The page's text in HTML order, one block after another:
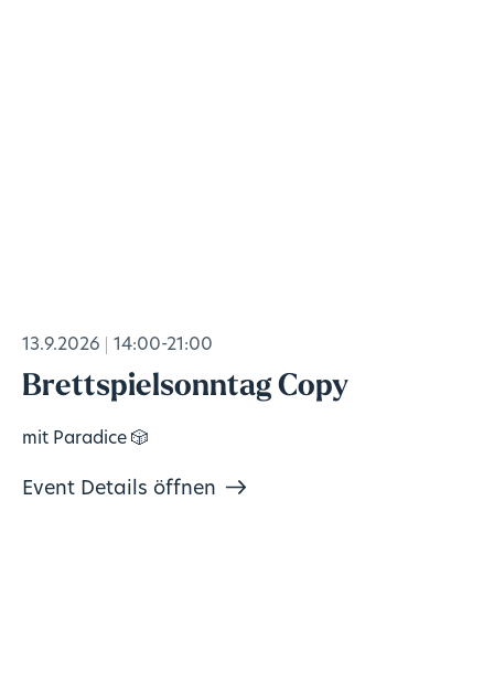
13.9.2026 14:00-21:00
Brettspielsonntag Copy
mit Paradice 🎲
Event Details öffnen